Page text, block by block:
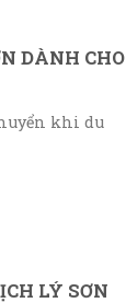
DÀNH CHO
khi du
LÝ SƠN